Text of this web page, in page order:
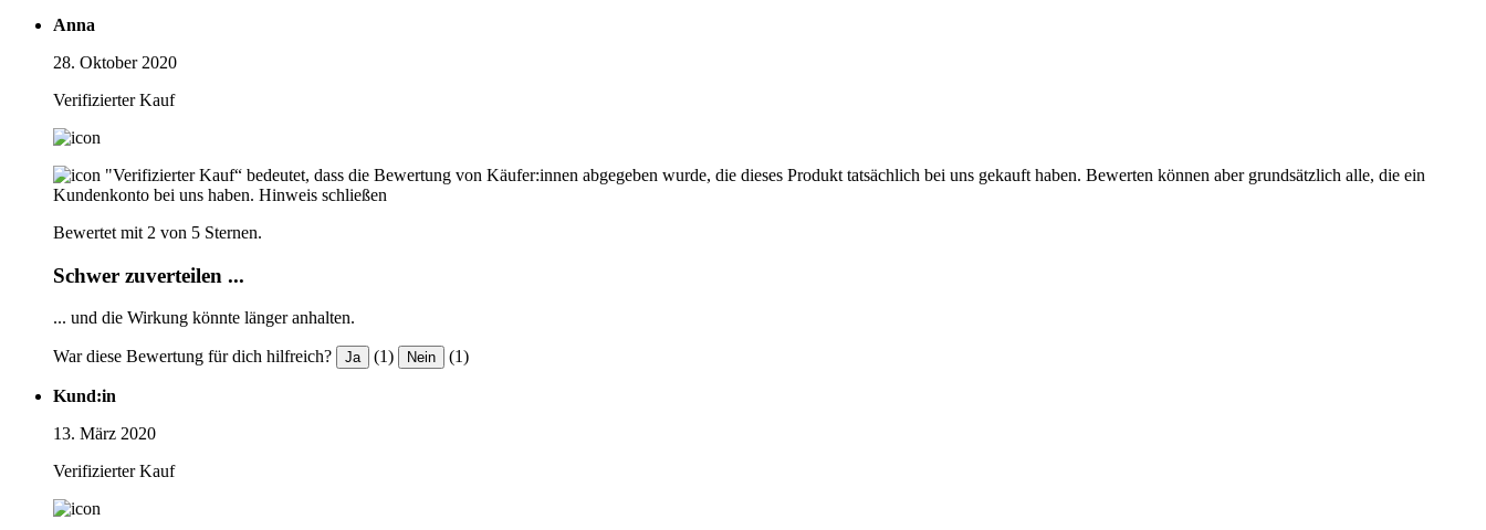
Anna
28. Oktober 2020
Verifizierter Kauf
"Verifizierter Kauf“ bedeutet, dass die Bewertung von Käufer:innen abgegeben wurde, die dieses Produkt tatsächlich bei uns gekauft haben. Bewerten können aber grundsätzlich alle, die ein
Kundenkonto bei uns haben. Hinweis schließen
Bewertet mit 2 von 5 Sternen.
Schwer zuverteilen ...
... und die Wirkung könnte länger anhalten.
War diese Bewertung für dich hilfreich? Ja (1) Nein (1)
Kund:in
13. März 2020
Verifizierter Kauf